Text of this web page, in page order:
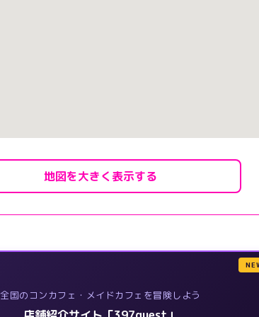
地図を大きく表示する
全国のコンカフェ・メイドカフェを冒険しよう